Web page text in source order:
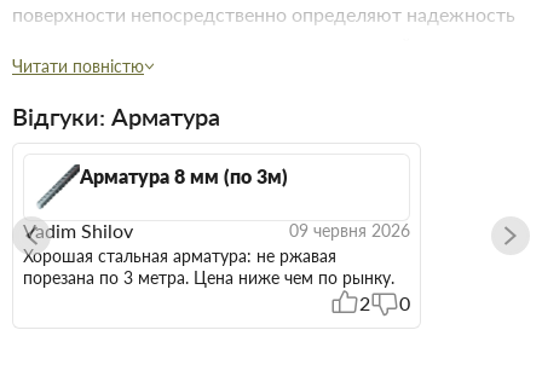
поверхности непосредственно определяют надежность
предъявляются особые требования, среди которых
минимальный порог усталостной прочности,
значительный эксплуатационный ресурс, низкая
химическая активность металла в бетонных слоях.
Классификация и сортамент арматуры Конструктивно
арматурный прокат представляет собой металлический
прут с гладкой или рифленой поверхностью, который
обозначают буквой «А» и рядом указывают цифры,
идентифицирующие номинальный размер.
Читати повністю
Відгуки: Арматура
Арматура 8 мм (по 3м)
Vadim Shilov
09 червня 2026
Хорошая стальная арматура: не ржавая
порезана по 3 метра. Цена ниже чем по рынку.
2 0